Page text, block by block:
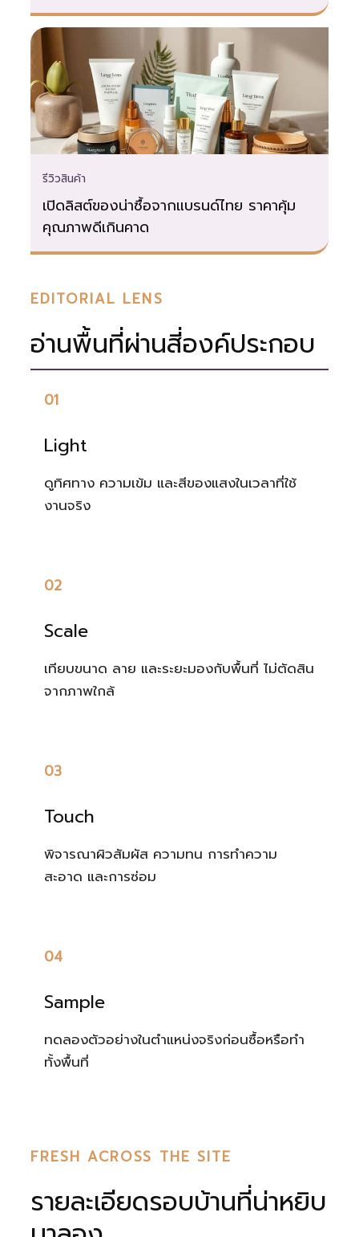
รีวิวสินค้า
เปิดลิสต์ของน่าซื้อจากแบรนด์ไทย ราคาคุ้ม
คุณภาพดีเกินคาด
EDITORIAL LENS
อ่านพื้นที่ผ่านสี่องค์ประกอบ
01
Light
ดูทิศทาง ความเข้ม และสีของแสงในเวลาที่ใช้
งานจริง
02
Scale
เทียบขนาด ลาย และระยะมองกับพื้นที่ ไม่ตัดสิน
จากภาพใกล้
03
Touch
พิจารณาผิวสัมผัส ความทน การทำความ
สะอาด และการซ่อม
04
Sample
ทดลองตัวอย่างในตำแหน่งจริงก่อนซื้อหรือทำ
ทั้งพื้นที่
FRESH ACROSS THE SITE
รายละเอียดรอบบ้านที่น่าหยิบ